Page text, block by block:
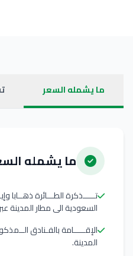
ما يشمله السعر
ما يشمله
تـــــذكرة الطـــائرة ذهــابا
السعودية الى مطار المدينة
الإقـــــامة بالفـنادق
المدينة.